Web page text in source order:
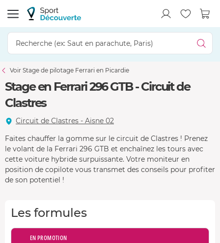
Voir Stage de pilotage Ferrari en Picardie
Stage en Ferrari 296 GTB - Circuit de
Clastres
Circuit de Clastres - Aisne 02
Faites chauffer la gomme sur le circuit de Clastres ! Prenez
le volant de la Ferrari 296 GTB et enchaînez les tours avec
cette voiture hybride surpuissante. Votre moniteur en
position de copilote vous transmet des conseils pour profiter
de son potentiel !
Les formules
EN PROMOTION